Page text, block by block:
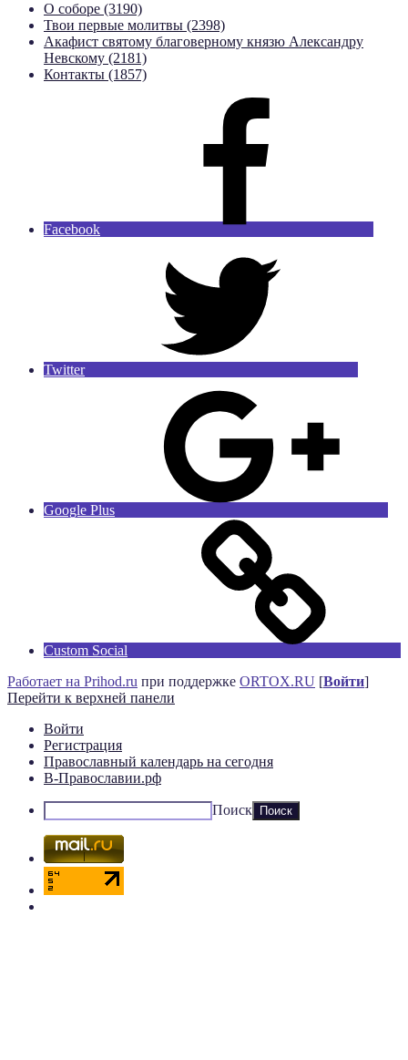
О соборе (3190)
Твои первые молитвы (2398)
Акафист святому благоверному князю Александру
Невскому (2181)
Контакты (1857)
Facebook
Twitter
Google Plus
Custom Social
Работает на Prihod.ru при поддержке ORTOX.RU [Войти]
Перейти к верхней панели
Войти
Регистрация
Православный календарь на сегодня
В-Православии.рф
Поиск